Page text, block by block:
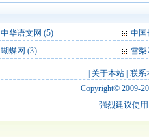
中华语文网 (5)
中国
蝴蝶网 (3) 雪梨
关于本站 联系
Copyright© 2009-
强烈建议使